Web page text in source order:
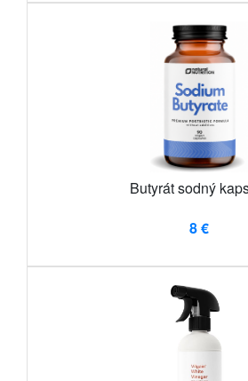
Butyrát sodný
8 €